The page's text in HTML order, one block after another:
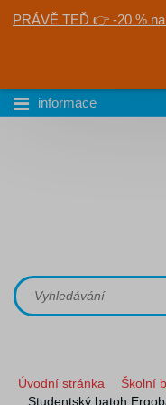
PRÁVĚ TEĎ 👉 -20 %
informace
Úvodní stránka
Školní
Studentský batoh